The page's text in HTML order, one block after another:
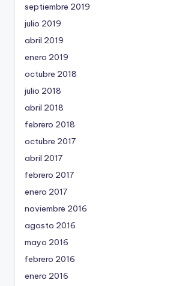
septiembre 2019
julio 2019
abril 2019
enero 2019
octubre 2018
julio 2018
abril 2018
febrero 2018
octubre 2017
abril 2017
febrero 2017
enero 2017
noviembre 2016
agosto 2016
mayo 2016
febrero 2016
enero 2016